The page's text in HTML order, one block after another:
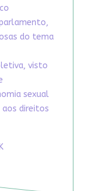
do tema
visto
sexual
direitos